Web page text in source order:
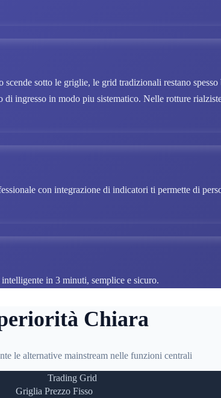
scende sotto le griglie, le grid tradizionali restano
ingresso in modo piu sistematico. Nelle rotture
con integrazione di indicatori ti permette di
in 3 minuti, semplice e sicuro.
Chiara
le alternative mainstream nelle funzioni centrali
Trading Grid
Griglia Prezzo Fisso